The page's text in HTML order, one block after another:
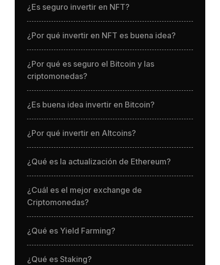
¿Es seguro invertir en NFT?
¿Por qué invertir en NFT es buena idea?
¿Por qué es seguro el Bitcoin y las
criptomonedas?
¿Es buena idea invertir en Bitcoin?
¿Por qué invertir en Altcoins?
¿Qué es la actualización de Ethereum?
¿Cuál es el mejor exchange de
Criptomonedas?
¿Qué es Yield Farming?
¿Qué es Staking?